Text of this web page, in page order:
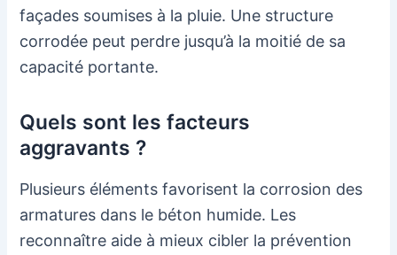
façades soumises à la pluie. Une structure
corrodée peut perdre jusqu’à la moitié de sa
capacité portante.
Quels sont les facteurs
aggravants ?
Plusieurs éléments favorisent la corrosion des
armatures dans le béton humide. Les
reconnaître aide à mieux cibler la prévention